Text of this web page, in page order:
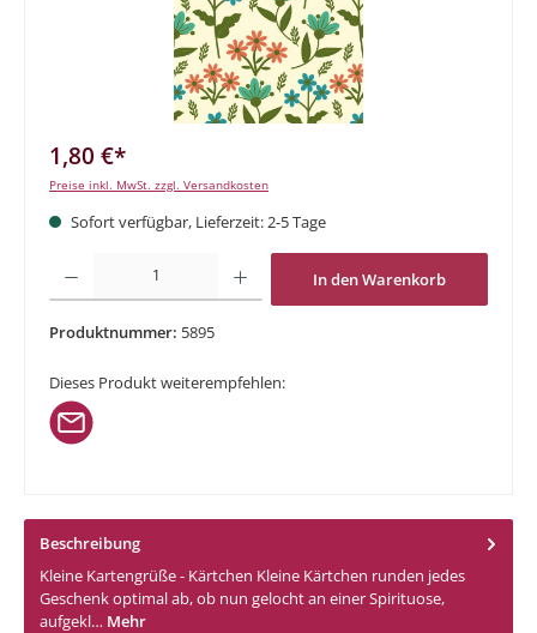
1,80 €*
Preise inkl. MwSt. zzgl. Versandkosten
Sofort verfügbar, Lieferzeit: 2-5 Tage
Produkt Anzahl: Gib den gewünschten Wert ein oder benutze die Schaltflächen um
In den Warenkorb
Produktnummer: 5895
Dieses Produkt weiterempfehlen:
Beschreibung
Kleine Kartengrüße - Kärtchen Kleine Kärtchen runden jedes
Geschenk optimal ab, ob nun gelocht an einer Spirituose,
aufgekl… Mehr